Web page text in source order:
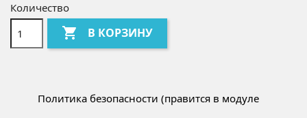
Количество
 В КОРЗИНУ
Политика безопасности (правится в модуле